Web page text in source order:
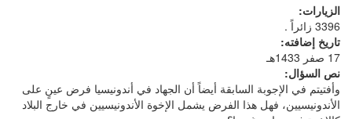
الزيارات:
3396 زائراً .
تاريخ إضافته:
17 صفر 1433هـ
نص السؤال:
وأفتيتم في الإجوبة السابقة أيضاً أن الجهاد في أندونيسيا فرض عينٍ على
الأندونيسيين، فهل هذا الفرض يشمل الإخوة الأندونيسيين في خارج البلاد